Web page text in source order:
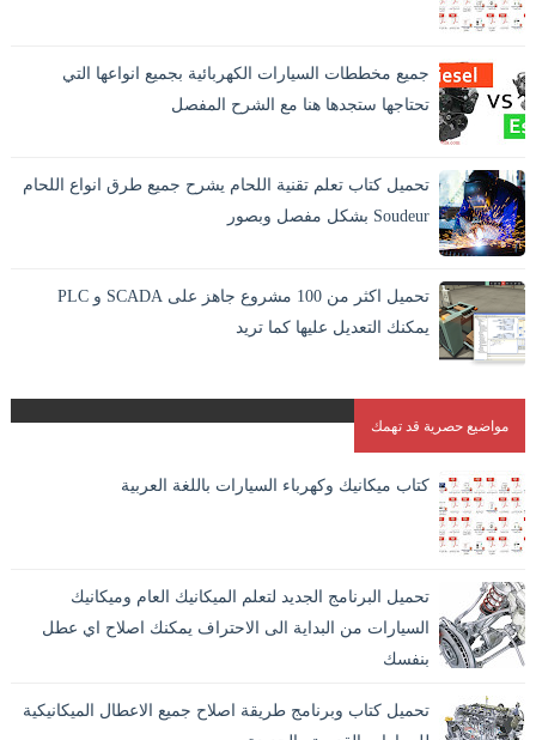
جميع مخططات السيارات الكهربائية بجميع انواعها التي
تحتاجها ستجدها هنا مع الشرح المفصل
تحميل كتاب تعلم تقنية اللحام يشرح جميع طرق انواع اللحام
Soudeur بشكل مفصل وبصور
المستقرة لاندم...
تحميل اكثر من 100 مشروع جاهز على SCADA و PLC
يمكنك التعديل عليها كما تريد
مواضيع حصرية قد تهمك
كتاب ميكانيك وكهرباء السيارات باللغة العربية
تحميل البرنامج الجديد لتعلم الميكانيك العام وميكانيك
السيارات من البداية الى الاحتراف يمكنك اصلاح اي عطل
بنفسك
تحميل كتاب وبرنامج طريقة اصلاح جميع الاعطال الميكانيكية